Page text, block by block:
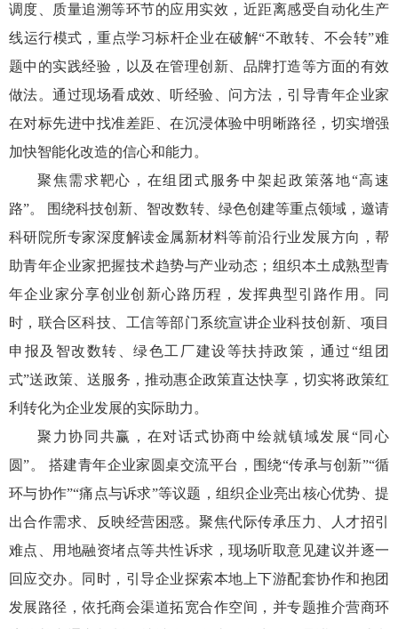
调度、质量追溯等环节的应用实效，近距离感受自动化生产
线运行模式，重点学习标杆企业在破解“不敢转、不会转”难
题中的实践经验，以及在管理创新、品牌打造等方面的有效
做法。通过现场看成效、听经验、问方法，引导青年企业家
在对标先进中找准差距、在沉浸体验中明晰路径，切实增强
加快智能化改造的信心和能力。
聚焦需求靶心，在组团式服务中架起政策落地“高速
路”。 围绕科技创新、智改数转、绿色创建等重点领域，邀请
科研院所专家深度解读金属新材料等前沿行业发展方向，帮
助青年企业家把握技术趋势与产业动态；组织本土成熟型青
年企业家分享创业创新心路历程，发挥典型引路作用。同
时，联合区科技、工信等部门系统宣讲企业科技创新、项目
申报及智改数转、绿色工厂建设等扶持政策，通过“组团
式”送政策、送服务，推动惠企政策直达快享，切实将政策红
利转化为企业发展的实际助力。
聚力协同共赢，在对话式协商中绘就镇域发展“同心
圆”。 搭建青年企业家圆桌交流平台，围绕“传承与创新”“循
环与协作”“痛点与诉求”等议题，组织企业亮出核心优势、提
出合作需求、反映经营困惑。聚焦代际传承压力、人才招引
难点、用地融资堵点等共性诉求，现场听取意见建议并逐一
回应交办。同时，引导企业探索本地上下游配套协作和抱团
发展路径，依托商会渠道拓宽合作空间，并专题推介营商环